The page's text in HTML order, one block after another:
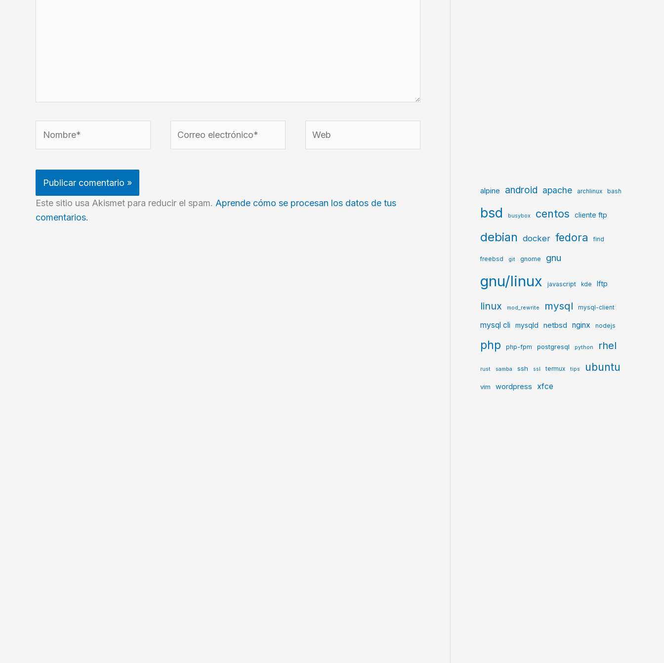
electrónico*
Este sitio usa Akismet para reducir el spam. Aprende cómo se procesan los datos de tus
comentarios.
alpine android apache archlinux bash
bsd busybox centos cliente ftp
debian docker fedora find
freebsd git gnome gnu
gnu/linux javascript kde lftp
linux mod_rewrite mysql mysql-client
mysql cli mysqld netbsd nginx nodejs
php php-fpm postgresql python rhel
rust samba ssh ssl termux tips ubuntu
vim wordpress xfce